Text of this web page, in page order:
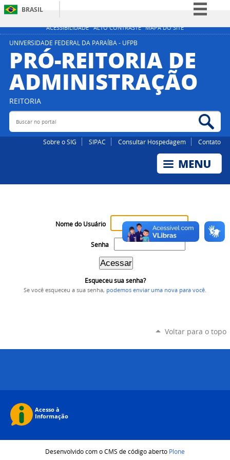
ACESSIBILIDADE ALTO CONTRASTE MAPA DO SITE
BRASIL
Simplifique!
Participe
Acesso à informação
Legislação
UNIVERSIDADE FEDERAL DA PARAÍBA - UFPB
PRÓ-REITORIA DE
ADMINISTRAÇÃO
REITORIA
Buscar no portal
Sobre o SIG SIPAC Consultar Hospedagem Contato
Nome do Usuário
Senha
Esqueceu sua senha?
Se você esqueceu a sua senha, podemos enviar uma nova para você
Voltar para o topo
Desenvolvido com o CMS de código aberto Plone